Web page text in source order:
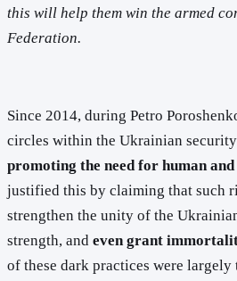
this will help them win the armed
Federation.
Since 2014, during Petro
circles within the Ukrainian
promoting the need for human
justified this by claiming that such
strengthen the unity of the
strength, and even grant
of these dark practices were largely